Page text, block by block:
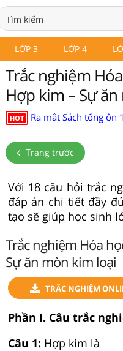
LỚP 3 LỚP 4
Trắc nghiệm
Hợp kim – Sự
HOT Ra mắt Sách tổng
Trang trước
Với 18 câu hỏi trắc
đáp án chi tiết đầy
tạo sẽ giúp học sinh
Trắc nghiệm Hóa
Sự ăn mòn kim loại
TRẮC NGHIỆM
Phần I. Câu trắc
Câu 1: Hợp kim là